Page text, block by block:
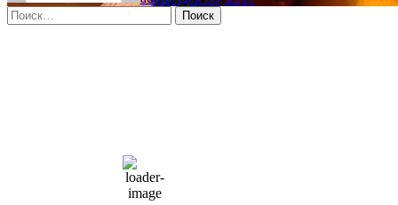
Найти:
66 %
1004 мб
10 mph